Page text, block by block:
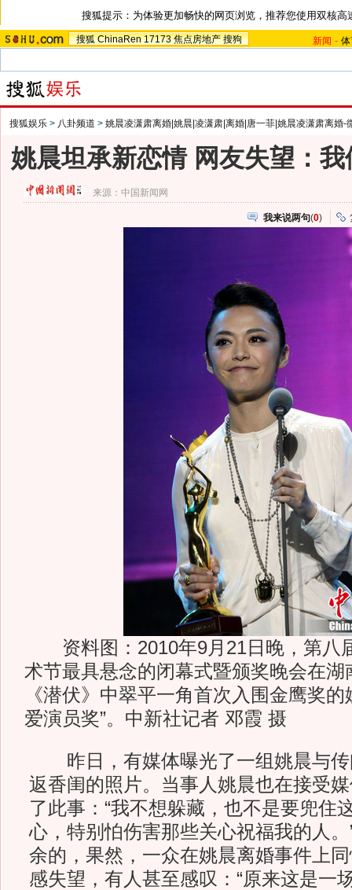
搜狐提示：为体验更加畅快的网页浏览，推荐您使用双核高
搜狐 ChinaRen 17173 焦点房地产 搜狗 新闻 -
搜狐娱乐 > 八卦频道 > 姚晨凌潇肃离婚|姚晨|凌潇肃|离婚|唐一菲|姚晨凌潇肃离婚-
姚晨坦承新恋情 网友失望：
来源： 中国新闻网
我来说两句(0)
资料图：2010年9月21日晚，第八
术节最具悬念的闭幕式暨颁奖晚会在湖
《潜伏》中翠平一角首次入围金鹰奖
爱演员奖”。中新社记者 邓霞 摄
昨日，有媒体曝光了一组姚晨与传
返香闺的照片。当事人姚晨也在接受
了此事：“我不想躲藏，也不是要兜住
心，特别怕伤害那些关心祝福我的人
余的，果然，一众在姚晨离婚事件上
感失望，有人甚至感叹：“原来这是一